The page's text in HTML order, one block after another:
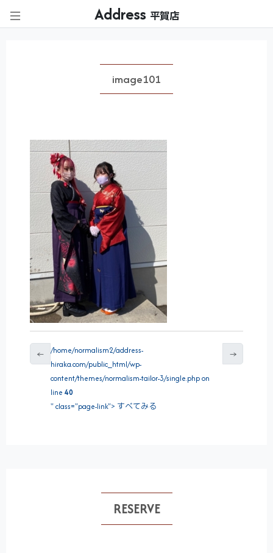
Address 平賀店
image101
←
/home/normalism2/address-
hiraka.com/public_html/wp-
content/themes/normalism-tailor-3/single.php on
line40
" class="page-link"> すべてみる
→
RESERVE